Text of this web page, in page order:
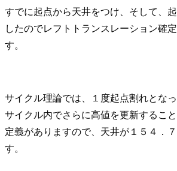
すでに起点から天井をつけ、そして、
したのでレフトトランスレーション確
す。
サイクル理論では、１度起点割れとな
サイクル内でさらに高値を更新するこ
定義がありますので、天井が１５４．
す。